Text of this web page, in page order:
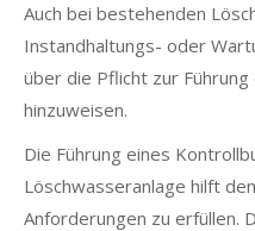
Auch bei bestehenden
Instandhaltungs- oder
über die Pflicht zur
hinzuweisen.
Die Führung eines
Löschwasseranlage hilft
Anforderungen zu erfüllen.